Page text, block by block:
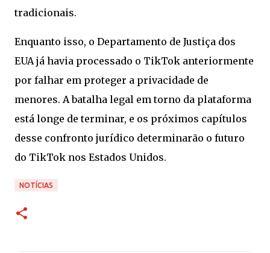
tradicionais.
Enquanto isso, o Departamento de Justiça dos
EUA já havia processado o TikTok anteriormente
por falhar em proteger a privacidade de
menores. A batalha legal em torno da plataforma
está longe de terminar, e os próximos capítulos
desse confronto jurídico determinarão o futuro
do TikTok nos Estados Unidos.
NOTÍCIAS